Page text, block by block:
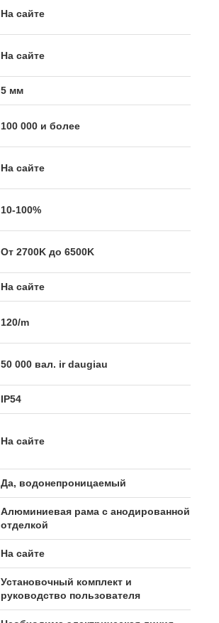
На сайте
На сайте
5 мм
100 000 и более
На сайте
10-100%
От 2700K до 6500K
На сайте
120/m
50 000 вал. ir daugiau
IP54
На сайте
Да, водонепроницаемый
Алюминиевая рама с анодированной
отделкой
На сайте
Установочный комплект и
руководство пользователя